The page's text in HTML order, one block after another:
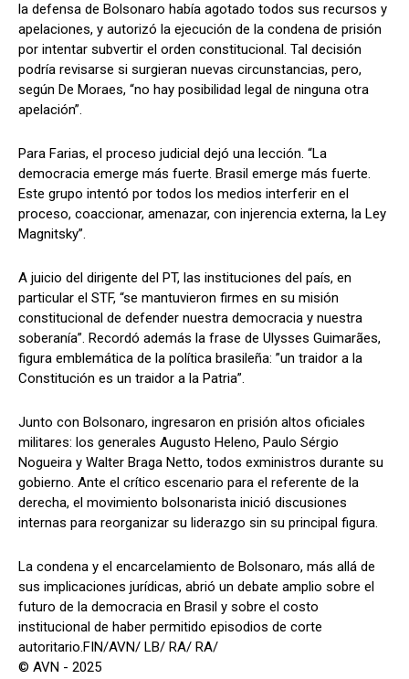
la defensa de Bolsonaro había agotado todos sus recursos y
apelaciones, y autorizó la ejecución de la condena de prisión
por intentar subvertir el orden constitucional. Tal decisión
podría revisarse si surgieran nuevas circunstancias, pero,
según De Moraes, “no hay posibilidad legal de ninguna otra
apelación”.
Para Farias, el proceso judicial dejó una lección. “La
democracia emerge más fuerte. Brasil emerge más fuerte.
Este grupo intentó por todos los medios interferir en el
proceso, coaccionar, amenazar, con injerencia externa, la Ley
Magnitsky”.
A juicio del dirigente del PT, las instituciones del país, en
particular el STF, “se mantuvieron firmes en su misión
constitucional de defender nuestra democracia y nuestra
soberanía”. Recordó además la frase de Ulysses Guimarães,
figura emblemática de la política brasileña: ”un traidor a la
Constitución es un traidor a la Patria”.
Junto con Bolsonaro, ingresaron en prisión altos oficiales
militares: los generales Augusto Heleno, Paulo Sérgio
Nogueira y Walter Braga Netto, todos exministros durante su
gobierno. Ante el crítico escenario para el referente de la
derecha, el movimiento bolsonarista inició discusiones
internas para reorganizar su liderazgo sin su principal figura.
La condena y el encarcelamiento de Bolsonaro, más allá de
sus implicaciones jurídicas, abrió un debate amplio sobre el
futuro de la democracia en Brasil y sobre el costo
institucional de haber permitido episodios de corte
autoritario.FIN/AVN/ LB/ RA/ RA/
© AVN - 2025